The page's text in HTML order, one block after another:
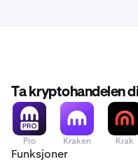
Ta kryptohandelen
Pro Kraken Krak
Funksjoner